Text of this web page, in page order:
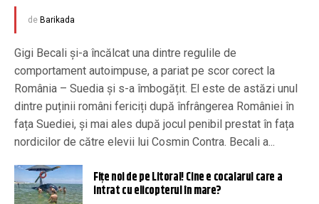
de Barikada
Gigi Becali și-a încălcat una dintre regulile de
comportament autoimpuse, a pariat pe scor corect la
România – Suedia și s-a îmbogățit. El este de astăzi unul
dintre puținii români fericiți după înfrângerea României în
fața Suediei, și mai ales după jocul penibil prestat în fața
nordicilor de către elevii lui Cosmin Contra. Becali a...
Fiţe noi de pe Litoral! Cine e cocalarul care a
intrat cu elicopterul în mare?